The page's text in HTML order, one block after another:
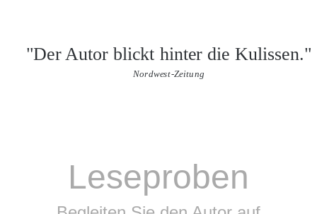
"Der Autor blickt hinter die Kulissen."
Nordwest-Zeitung
Leseproben